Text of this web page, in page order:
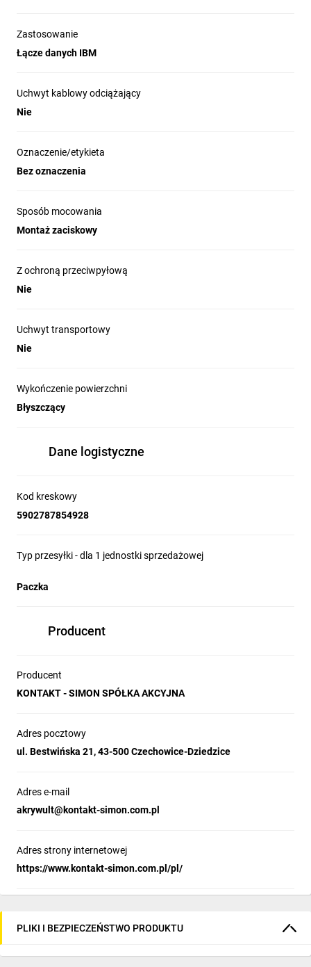
Zastosowanie
Łącze danych IBM
Uchwyt kablowy odciążający
Nie
Oznaczenie/etykieta
Bez oznaczenia
Sposób mocowania
Montaż zaciskowy
Z ochroną przeciwpyłową
Nie
Uchwyt transportowy
Nie
Wykończenie powierzchni
Błyszczący
Dane logistyczne
Kod kreskowy
5902787854928
Typ przesyłki - dla 1 jednostki sprzedażowej
Paczka
Producent
Producent
KONTAKT - SIMON SPÓŁKA AKCYJNA
Adres pocztowy
ul. Bestwińska 21, 43-500 Czechowice-Dziedzice
Adres e-mail
akrywult@kontakt-simon.com.pl
Adres strony internetowej
https://www.kontakt-simon.com.pl/pl/
PLIKI I BEZPIECZEŃSTWO PRODUKTU